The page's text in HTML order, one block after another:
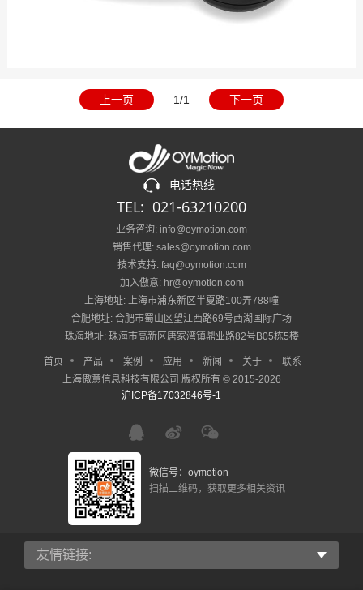
上一页 1/1 下一页
电话热线
TEL: 021-63210200
业务咨询: info@oymotion.com
销售代理: sales@oymotion.com
技术支持: faq@oymotion.com
加入傲意: hr@oymotion.com
上海地址: 上海市浦东新区半夏路100弄788幢
合肥地址: 合肥市蜀山区望江西路69号西湖国际广场
珠海地址: 珠海市高新区唐家湾镇鼎业路82号B05栋5楼
首页 产品 案例 应用 新闻 关于
联系
上海傲意信息科技有限公司 版权所有 © 2015-2026
沪ICP备17032846号-1
微信号：oymotion
扫描二维码，获取更多相关资讯
友情链接: